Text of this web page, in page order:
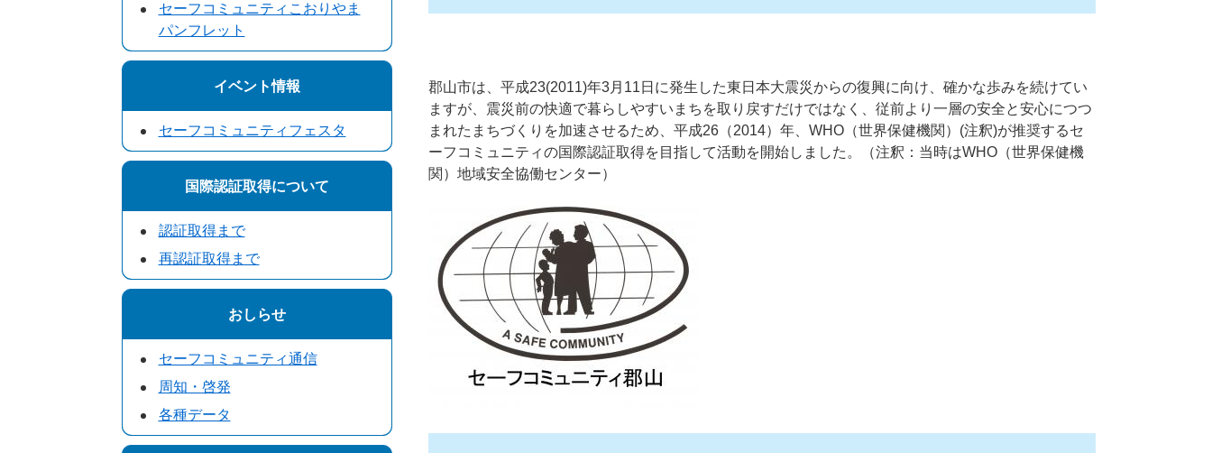
郡山市は、平成23(2011)年3月11日に発生した東日本大震災からの復興に向け、確かな歩みを続けてい
ますが、震災前の快適で暮らしやすいまちを取り戻すだけではなく、従前より一層の安全と安心につつ
まれたまちづくりを加速させるため、平成26（2014）年、WHO（世界保健機関）(注釈)が推奨するセ
ーフコミュニティの国際認証取得を目指して活動を開始しました。（注釈：当時はWHO（世界保健機
関）地域安全協働センター）
セーフコミュニティこおりやま
パンフレット
イベント情報
セーフコミュニティフェスタ
国際認証取得について
認証取得まで
再認証取得まで
おしらせ
セーフコミュニティ通信
周知・啓発
各種データ